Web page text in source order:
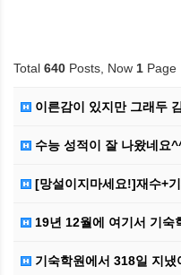
Total 640 Posts, Now 1 Page
이른감이 있지만 그래두
수능 성적이 잘 나왔네요
[망설이지마세요!]재수+
19년 12월에 여기서 기
기숙학원에서 318일 지